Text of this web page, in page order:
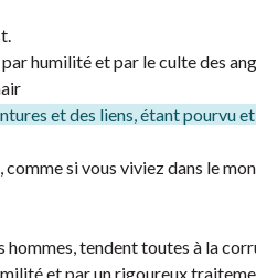
humilité et par le culte des
et des liens, étant pourvu
si vous viviez dans le
hommes, tendent toutes à la
et par un rigoureux